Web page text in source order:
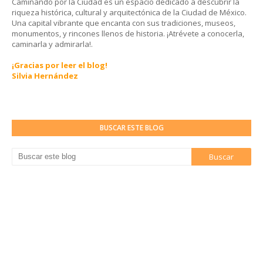
riqueza histórica, cultural y arquitectónica de la Ciudad de México.
Una capital vibrante que encanta con sus tradiciones, museos,
monumentos, y rincones llenos de historia. ¡Atrévete a conocerla,
caminarla y admirarla!.
¡Gracias por leer el blog!
Silvia Hernández
BUSCAR ESTE BLOG